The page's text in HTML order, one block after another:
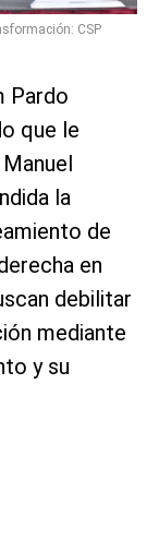
CSP
Pardo
que le
la
de
en
debilitar
mediante
y su